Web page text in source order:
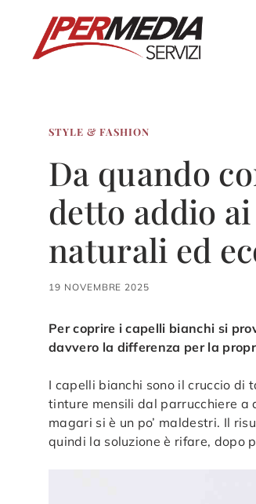
contenuto
STYLE & FASHION
Da quando
detto addio
naturali ed
19 NOVEMBRE 2025
Per coprire i capelli bianchi si
davvero la differenza per la
I capelli bianchi sono il cruccio di
tinture mensili dal parrucchiere a
magari si è un po’ maldestri. Il
quindi la soluzione è rifare, dopo